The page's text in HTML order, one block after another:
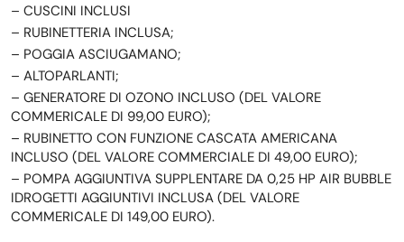
– CUSCINI INCLUSI
– RUBINETTERIA INCLUSA;
– POGGIA ASCIUGAMANO;
– ALTOPARLANTI;
– GENERATORE DI OZONO INCLUSO (DEL VALORE
COMMERICALE DI 99,00 EURO);
– RUBINETTO CON FUNZIONE CASCATA AMERICANA
INCLUSO (DEL VALORE COMMERCIALE DI 49,00 EURO);
– POMPA AGGIUNTIVA SUPPLENTARE DA 0,25 HP AIR BUBBLE
IDROGETTI AGGIUNTIVI INCLUSA (DEL VALORE
COMMERICALE DI 149,00 EURO).